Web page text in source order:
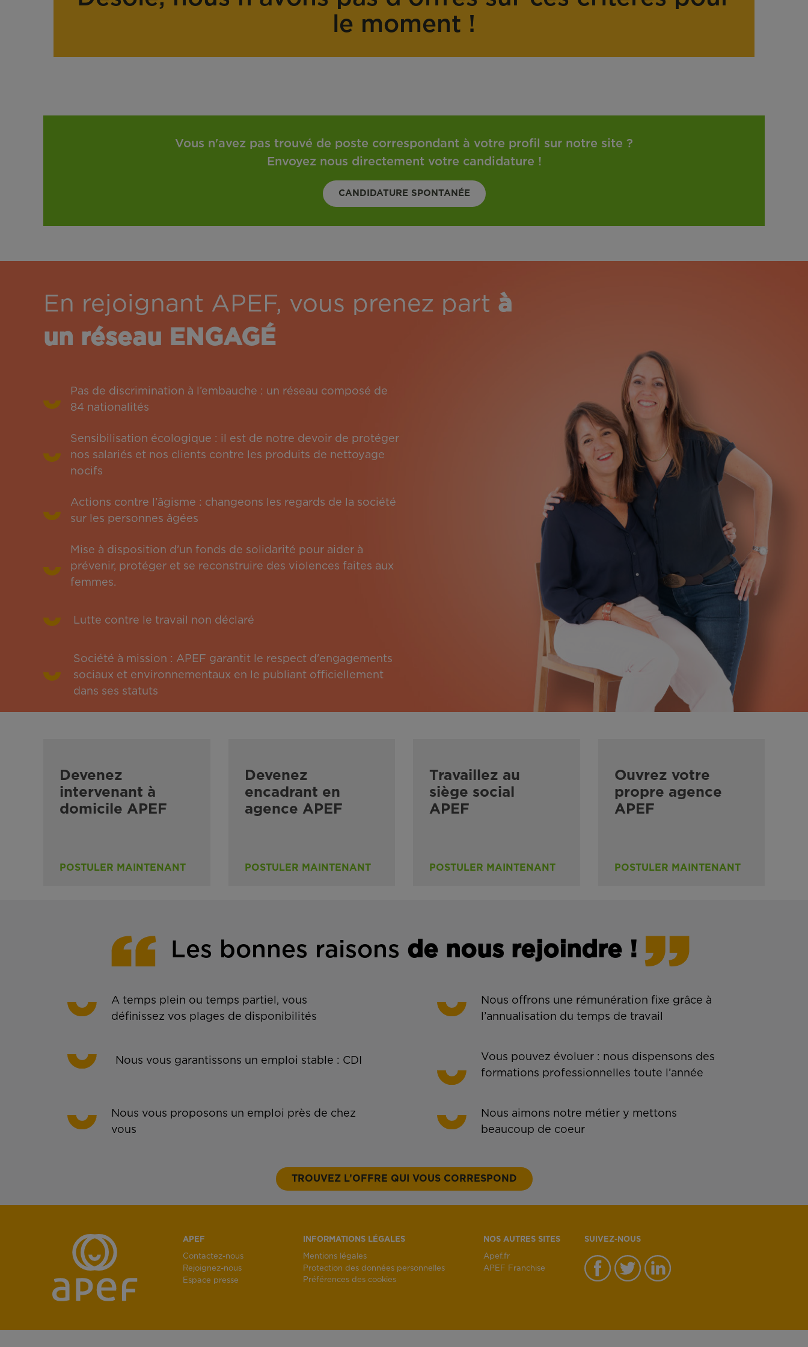
r
le moment !
Vous n'avez pas trouvé de poste correspondant à votre profil sur notre site ?
Envoyez nous directement votre candidature !
CANDIDATURE SPONTANÉE
En rejoignant APEF, vous prenez part à
un réseau ENGAGÉ
Pas de discrimination à l’embauche : un réseau composé de
84 nationalités
Sensibilisation écologique : il est de notre devoir de protéger
nos salariés et nos clients contre les produits de nettoyage
nocifs
Actions contre l’âgisme : changeons les regards de la société
sur les personnes âgées
Mise à disposition d’un fonds de solidarité pour aider à
prévenir, protéger et se reconstruire des violences faites aux
femmes.
Lutte contre le travail non déclaré
Société à mission : APEF garantit le respect d'engagements
sociaux et environnementaux en le publiant officiellement
dans ses statuts
Devenez
intervenant à
domicile APEF
POSTULER MAINTENANT
Devenez
encadrant en
agence APEF
POSTULER MAINTENANT
Travaillez au
siège social
APEF
POSTULER MAINTENANT
Ouvrez votre
propre agence
APEF
POSTULER MAINTENANT
Les bonnes raisons de nous rejoindre !
A temps plein ou temps partiel, vous
définissez vos plages de disponibilités
Nous offrons une rémunération fixe grâce à
l’annualisation du temps de travail
Nous vous garantissons un emploi stable : CDI
Vous pouvez évoluer : nous dispensons des
formations professionnelles toute l’année
Nous vous proposons un emploi près de chez
vous
Nous aimons notre métier y mettons
beaucoup de coeur
TROUVEZ L’OFFRE QUI VOUS CORRESPOND
APEF
Contactez-nous
Rejoignez-nous
Espace presse
INFORMATIONS LÉGALES
Mentions légales
Protection des données personnelles
Préférences des cookies
NOS AUTRES SITES
Apef.fr
APEF Franchise
SUIVEZ-NOUS